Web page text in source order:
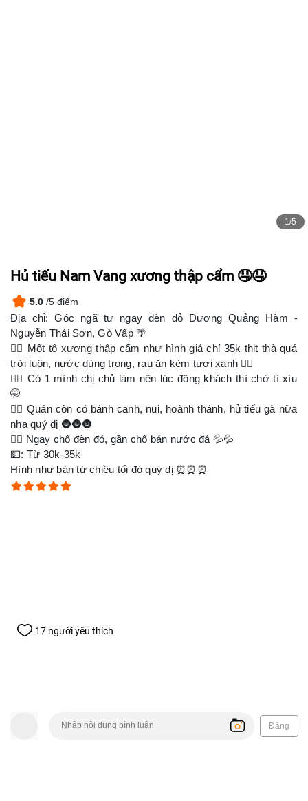
1/5
Hủ tiếu Nam Vang xương thập cẩm 🤤🤤
5.0 /5 điểm
Địa chỉ: Góc ngã tư ngay đèn đỏ Dương Quảng Hàm -
Nguyễn Thái Sơn, Gò Vấp 🌴
👉🏻 Một tô xương thập cẩm như hình giá chỉ 35k thịt thà quá
trời luôn, nước dùng trong, rau ăn kèm tươi xanh 👍🏻
👉🏻 Có 1 mình chị chủ làm nên lúc đông khách thì chờ tí xíu
🤭
👉🏻 Quán còn có bánh canh, nui, hoành thánh, hủ tiếu gà nữa
nha quý dị 🌚🌚🌚
👉🏻 Ngay chổ đèn đỏ, gần chổ bán nước đá 💦💦
💵: Từ 30k-35k
Hình như bán từ chiều tối đó quý dị ⏰⏰⏰
17 người yêu thích
Đăng